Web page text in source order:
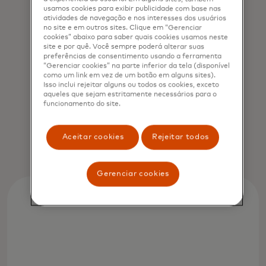
transparente para
todos.
Jorn Lambert
usamos cookies para exibir publicidade com base nas
atividades de navegação e nos interesses dos usuários
no site e em outros sites. Clique em “Gerenciar
cookies” abaixo para saber quais cookies usamos neste
site e por quê. Você sempre poderá alterar suas
preferências de consentimento usando a ferramenta
“Gerenciar cookies” na parte inferior da tela (disponível
como um link em vez de um botão em alguns sites).
Isso inclui rejeitar alguns ou todos os cookies, exceto
aqueles que sejam estritamente necessários para o
funcionamento do site.
Aceitar cookies Rejeitar todos
Gerenciar cookies